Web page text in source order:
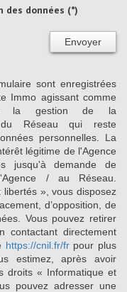
données (*)
Envoyer
sont enregistrées
Immo agissant comme
la gestion de la
Réseau qui reste
personnelles. La
légitime de l'Agence
jusqu'à demande de
/ au Réseau.
», vous disposez
d’opposition, de
Vous pouvez retirer
contactant directement
https://cnil.fr/frpour plus
estimez, après avoir
droits « Informatique et
pouvez adresser une